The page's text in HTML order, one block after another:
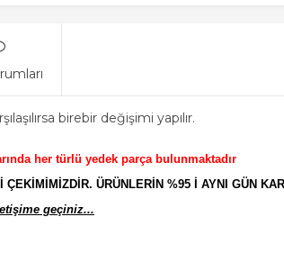
birebir değişimi yapılır.
her türlü yedek parça bulunmaktadır
ÜRÜNLERİN %95 İ AYNI GÜN
geçiniz...